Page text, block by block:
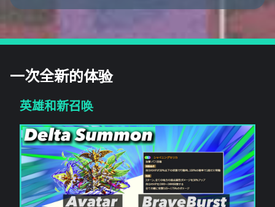
一次全新的体验
英雄和新召唤